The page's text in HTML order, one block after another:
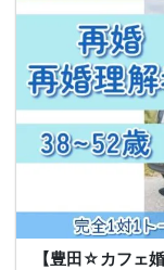
【豊田☆カフェ